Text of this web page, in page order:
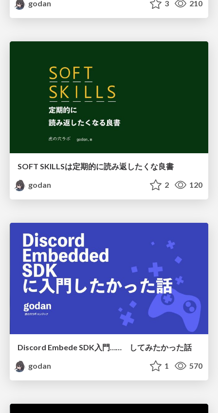
godan 3 210
SOFT SKILLSは定期的に読み返したくな良書
godan
2 120
Discord Embede SDK入門…… してみたかった話
godan
1 570